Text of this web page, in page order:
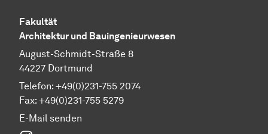
Fakultät
Architektur und Bauingenieurwesen
August-Schmidt-Straße 8
44227 Dortmund
Telefon: +49(0)231-755 2074
Fax: +49(0)231-755 5279
E-Mail senden